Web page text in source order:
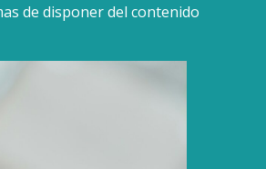
de disponer del contenido